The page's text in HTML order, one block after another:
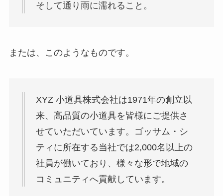
そして通り雨に濡れること。
または、このようなものです。
XYZ 小道具株式会社は1971年の創立以
来、高品質の小道具を皆様にご提供さ
せていただいています。ゴッサム・シ
ティに所在する当社では2,000名以上の
社員が働いており、様々な形で地域の
コミュニティへ貢献しています。